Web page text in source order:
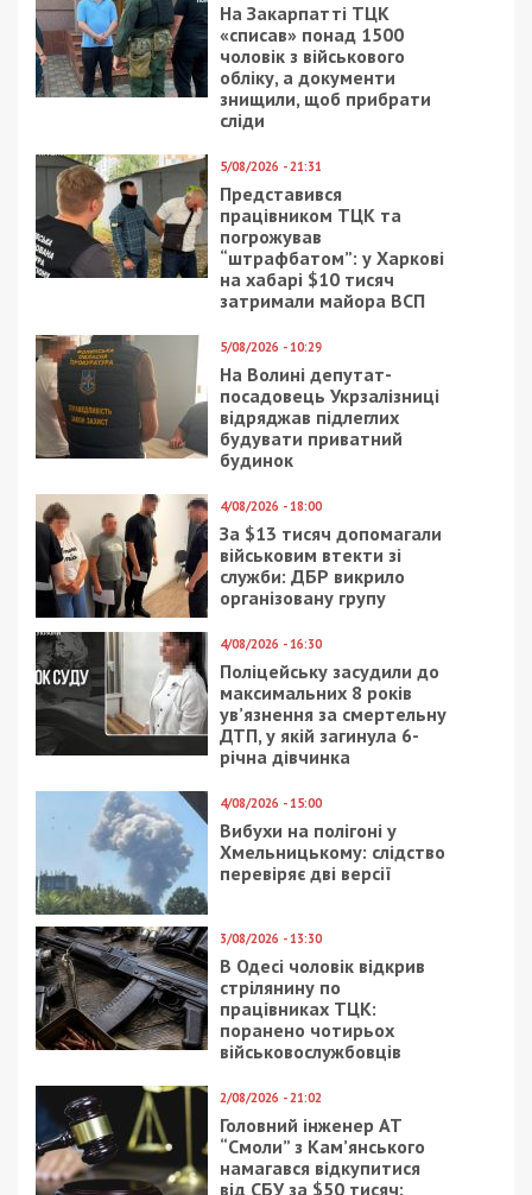
На Закарпатті ТЦК
«списав» понад 1500
чоловік з військового
обліку, а документи
знищили, щоб прибрати
сліди
5/08/2026 - 21:31
Представився
працівником ТЦК та
погрожував
“штрафбатом”: у Харкові
на хабарі $10 тисяч
затримали майора ВСП
5/08/2026 - 10:29
На Волині депутат-
посадовець Укрзалізниці
відряджав підлеглих
будувати приватний
будинок
4/08/2026 - 18:00
За $13 тисяч допомагали
військовим втекти зі
служби: ДБР викрило
організовану групу
4/08/2026 - 16:30
Поліцейську засудили до
максимальних 8 років
ув’язнення за смертельну
ДТП, у якій загинула 6-
річна дівчинка
4/08/2026 - 15:00
Вибухи на полігоні у
Хмельницькому: слідство
перевіряє дві версії
3/08/2026 - 13:30
В Одесі чоловік відкрив
стрілянину по
працівниках ТЦК:
поранено чотирьох
військовослужбовців
2/08/2026 - 21:02
Головний інженер АТ
“Смоли” з Кам’янського
намагався відкупитися
від СБУ за $50 тисяч: